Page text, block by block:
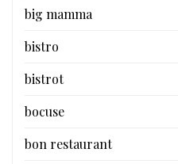
big mamma
bistro
bistrot
bocuse
bon restaurant